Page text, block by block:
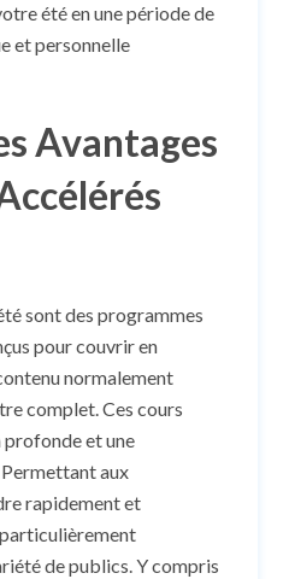
été en une période de
et personnelle
Avantages
sont des programmes
pour couvrir en
normalement
complet. Ces cours
et une
aux
rapidement et
de publics. Y compris